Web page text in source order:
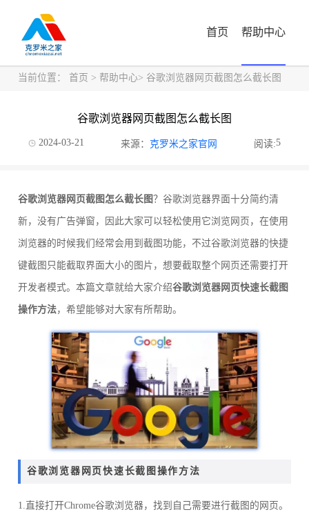
首页 帮助中心
当前位置： 首页 > 帮助中心> 谷歌浏览器网页截图怎么截长图
谷歌浏览器网页截图怎么截长图
2024-03-21 来源： 克罗米之家官网 阅读:5
谷歌浏览器网页截图怎么截长图？谷歌浏览器界面十分简约清
新，没有广告弹窗，因此大家可以轻松使用它浏览网页，在使用
浏览器的时候我们经常会用到截图功能，不过谷歌浏览器的快捷
键截图只能截取界面大小的图片，想要截取整个网页还需要打开
开发者模式。本篇文章就给大家介绍谷歌浏览器网页快速长截图
操作方法，希望能够对大家有所帮助。
谷歌浏览器网页快速长截图操作方法
1.直接打开Chrome谷歌浏览器，找到自己需要进行截图的网页。